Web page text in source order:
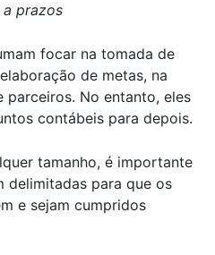
prazos
focar na tomada de
de metas, na
parceiros. No entanto, eles
contábeis para depois.
tamanho, é importante
delimitadas para que os
e sejam cumpridos